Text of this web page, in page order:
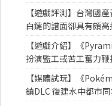
【遊戲評測】台灣國
白鍵的譜面卻具有頗高
【遊戲介紹】《
扮演監工或苦工奮力
【媒體試玩】《
鎮DLC 復建水中都市